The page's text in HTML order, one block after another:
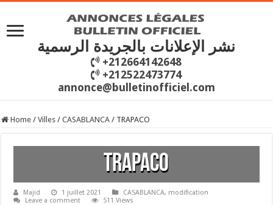
نشر الإعلانات بالجريدة الرسمية
+212664142648
+212522473774
annonce@bulletinofficiel.com
Home / Villes / CASABLANCA / TRAPACO
TRAPACO
Majid 1 juillet 2021 CASABLANCA, modification
Leave a comment
511 Views